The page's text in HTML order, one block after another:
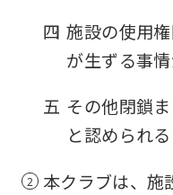
四 施設の使用
が生ずる事情
五 その他閉鎖
と認められる
本クラブは、施